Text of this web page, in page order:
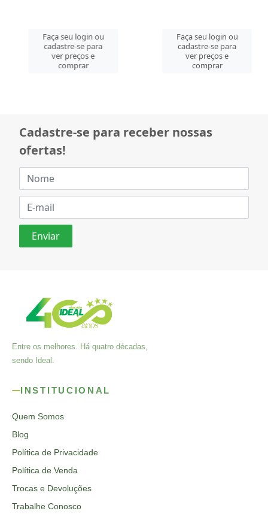
Faça seu login ou
cadastre-se para
ver preços e
comprar
Faça seu login ou
cadastre-se para
ver preços e
comprar
Cadastre-se para receber nossas
ofertas!
Entre os melhores. Há quatro décadas,
sendo Ideal.
INSTITUCIONAL
Quem Somos
Blog
Política de Privacidade
Política de Venda
Trocas e Devoluções
Trabalhe Conosco